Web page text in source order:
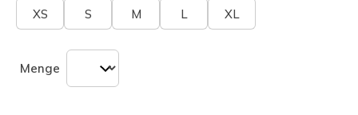
XS S M L XL
Menge